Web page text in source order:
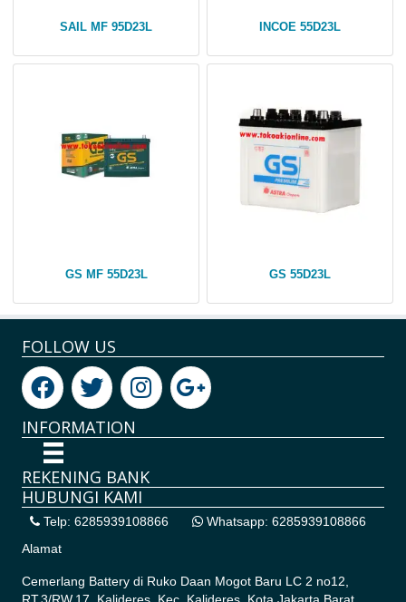
SAIL MF 95D23L INCOE 55D23L
GS MF 55D23L GS 55D23L
FOLLOW US
INFORMATION
REKENING BANK
HUBUNGI KAMI
Telp: 6285939108866
Whatsapp: 6285939108866
Alamat
Cemerlang Battery di Ruko Daan Mogot Baru LC 2 no12,
RT.3/RW.17, Kalideres, Kec. Kalideres, Kota Jakarta Barat,